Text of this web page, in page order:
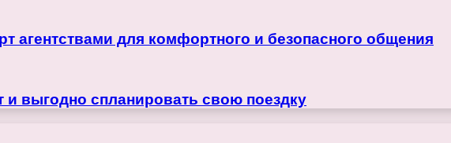
агентствами для комфортного и безопасного общения
выгодно спланировать свою поездку